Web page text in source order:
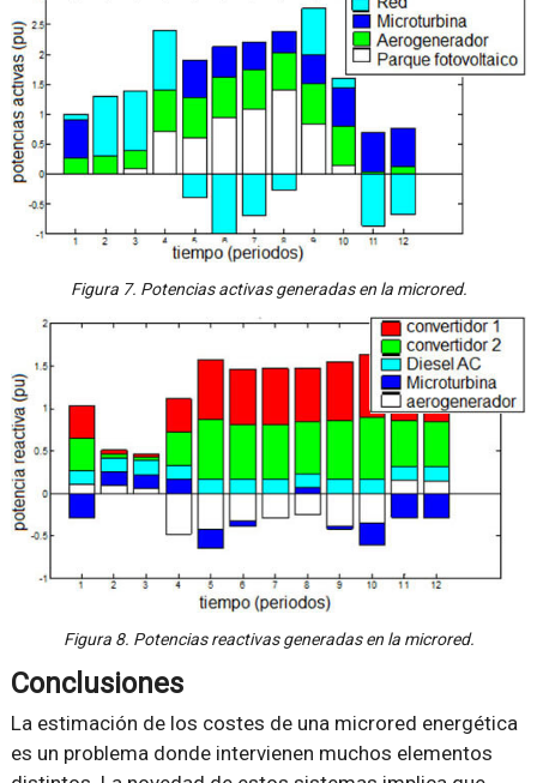
Figura 7. Potencias activas generadas en la microred.
Figura 8. Potencias reactivas generadas en la microred.
Conclusiones
La estimación de los costes de una microred energética
es un problema donde intervienen muchos elementos